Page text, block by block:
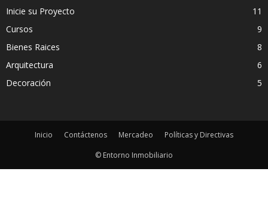
Inicie su Proyecto
11
Cursos
9
Bienes Raices
8
Arquitectura
6
Decoración
5
Inicio Contáctenos Mercadeo
Políticas y Directivas
© Entorno Inmobiliario